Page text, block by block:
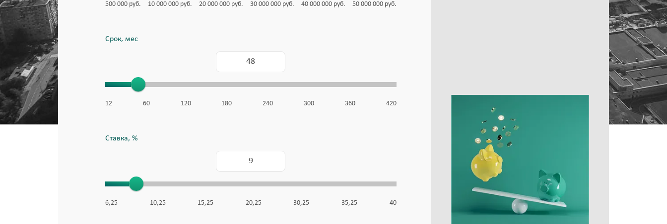
500 000 руб. 10 000 000 руб. 20 000 000 руб. 30 000 000 руб. 40 000 000 руб. 50 000 000 руб.
Срок, мес
12 60 120 180 240 300 360 420
Ставка, %
6,25 10,25 15,25 20,25 30,25 35,25 40